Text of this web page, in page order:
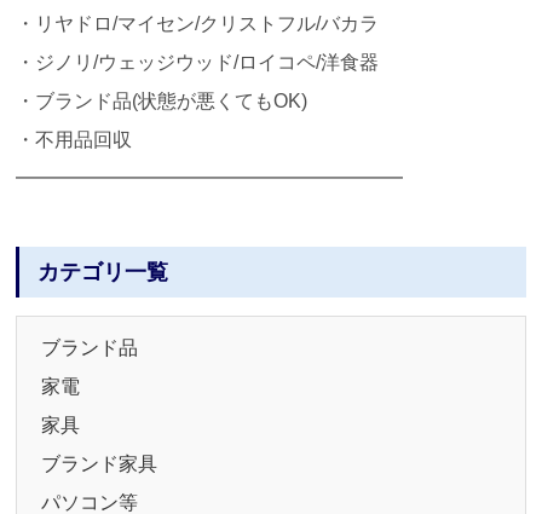
・リヤドロ/マイセン/クリストフル/バカラ
・ジノリ/ウェッジウッド/ロイコペ/洋食器
・ブランド品(状態が悪くてもOK)
・不用品回収
━━━━━━━━━━━━━━━━━━━━
カテゴリ一覧
ブランド品
家電
家具
ブランド家具
パソコン等